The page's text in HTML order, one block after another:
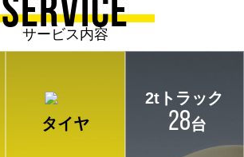
サービス内容
タイヤ
2tトラック
28台